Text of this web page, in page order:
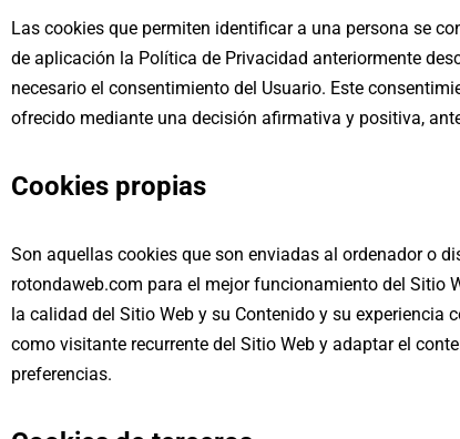
Las cookies que permiten identificar a una persona se
de aplicación la Política de Privacidad anteriormente
necesario el consentimiento del Usuario. Este
ofrecido mediante una decisión afirmativa y positiva,
Cookies propias
Son aquellas cookies que son enviadas al ordenador o
rotondaweb.com para el mejor funcionamiento del Sitio
la calidad del Sitio Web y su Contenido y su experiencia
como visitante recurrente del Sitio Web y adaptar el
preferencias.